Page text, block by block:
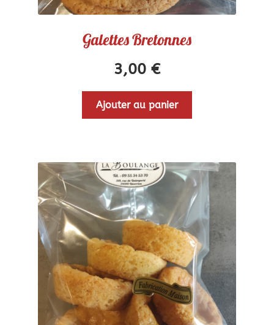
Galettes Bretonnes
3,00 €
Ajouter au panier